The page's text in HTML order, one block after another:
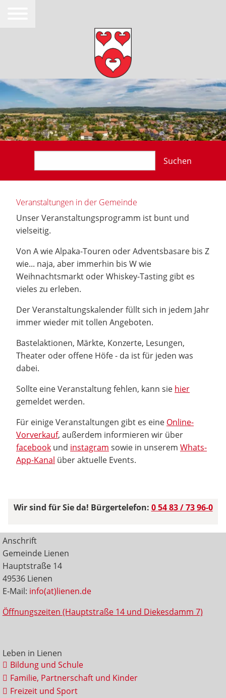
Suchen
Veranstaltungen in der Gemeinde
Unser Veranstaltungsprogramm ist bunt und
vielseitig.
Von A wie Alpaka-Touren oder Adventsbasare bis Z
wie... naja, aber immerhin bis W wie
Weihnachtsmarkt oder Whiskey-Tasting gibt es
vieles zu erleben.
Der Veranstaltungskalender füllt sich in jedem Jahr
immer wieder mit tollen Angeboten.
Bastelaktionen, Märkte, Konzerte, Lesungen,
Theater oder offene Höfe - da ist für jeden was
dabei.
Sollte eine Veranstaltung fehlen, kann sie hier
gemeldet werden.
Für einige Veranstaltungen gibt es eine Online-
Vorverkauf, außerdem informieren wir über
facebook und instagram sowie in unserem Whats-
App-Kanal über aktuelle Events.
Wir sind für Sie da! Bürgertelefon: 0 54 83 / 73 96-0
Anschrift
Gemeinde Lienen
Hauptstraße 14
49536 Lienen
E-Mail: info(at)lienen.de
Öffnungszeiten (Hauptstraße 14 und Diekesdamm 7)
Leben in Lienen
Bildung und Schule
Familie, Partnerschaft und Kinder
Freizeit und Sport